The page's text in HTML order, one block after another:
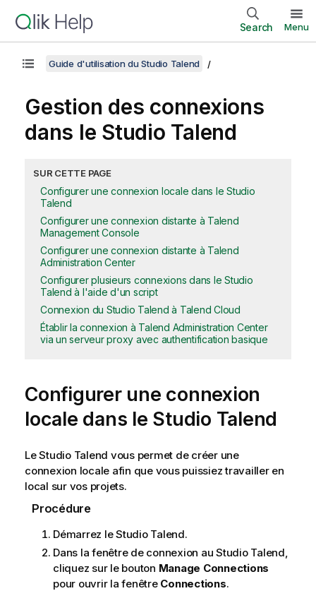
Search Menu
Guide d'utilisation du Studio Talend
Gestion des connexions
dans le Studio Talend
SUR CETTE PAGE
Configurer une connexion locale dans le Studio
Talend
Configurer une connexion distante à Talend
Management Console
Configurer une connexion distante à Talend
Administration Center
Configurer plusieurs connexions dans le Studio
Talend à l'aide d'un script
Connexion du Studio Talend à Talend Cloud
Établir la connexion à Talend Administration Center
via un serveur proxy avec authentification basique
Configurer une connexion
locale dans le Studio Talend
LeStudio Talend vous permet de créer une
connexion locale afin que vous puissiez travailler en
local sur vos projets.
Procédure
Démarrez leStudio Talend.
Dans la fenêtre de connexion au Studio Talend
cliquez sur le bouton Manage Connections
pour ouvrir la fenêtre Connections.